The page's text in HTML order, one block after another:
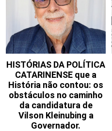
HISTÓRIAS DA POLÍTICA
CATARINENSE que a
História não contou: os
obstáculos no caminho
da candidatura de
Vilson Kleinubing a
Governador.